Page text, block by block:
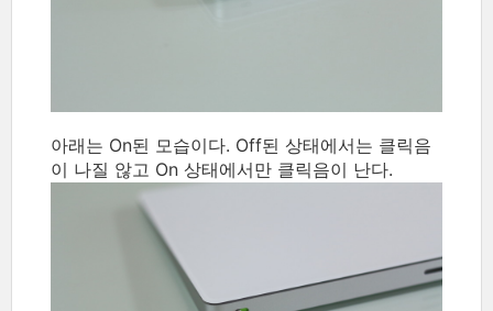
아래는 On된 모습이다. Off된 상태에서는 클릭음
이 나질 않고 On 상태에서만 클릭음이 난다.